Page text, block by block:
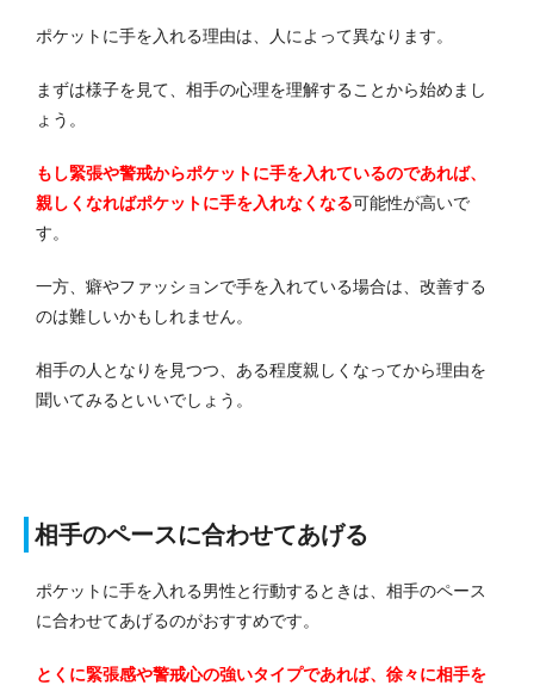
ポケットに手を入れる理由は、人によって異なります。
まずは様子を見て、相手の心理を理解することから始めまし
ょう。
もし緊張や警戒からポケットに手を入れているのであれば、
親しくなればポケットに手を入れなくなる可能性が高いで
す。
一方、癖やファッションで手を入れている場合は、改善する
のは難しいかもしれません。
相手の人となりを見つつ、ある程度親しくなってから理由を
聞いてみるといいでしょう。
相手のペースに合わせてあげる
ポケットに手を入れる男性と行動するときは、相手のペース
に合わせてあげるのがおすすめです。
とくに緊張感や警戒心の強いタイプであれば、徐々に相手を